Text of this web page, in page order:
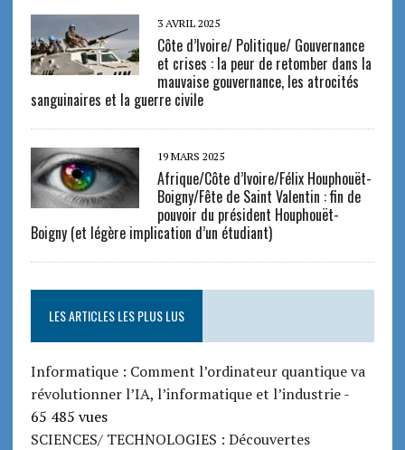
3 AVRIL 2025
Côte d’Ivoire/ Politique/ Gouvernance
et crises : la peur de retomber dans la
mauvaise gouvernance, les atrocités
sanguinaires et la guerre civile
19 MARS 2025
Afrique/Côte d’Ivoire/Félix Houphouët-
Boigny/Fête de Saint Valentin : fin de
pouvoir du président Houphouët-
Boigny (et légère implication d’un étudiant)
LES ARTICLES LES PLUS LUS
Informatique : Comment l’ordinateur quantique va
révolutionner l’IA, l’informatique et l’industrie-
65 485 vues
SCIENCES/ TECHNOLOGIES : Découvertes